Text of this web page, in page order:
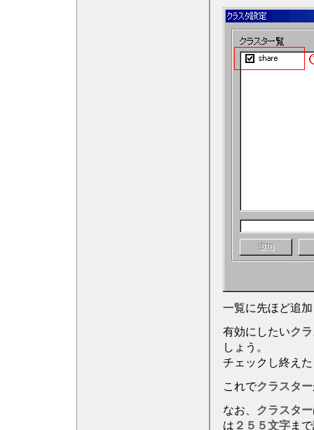
一覧に先ほど追
有効にしたいク
しょう。
チェックし終え
これでクラスター
なお、 クラスター
は ２５５文字ま